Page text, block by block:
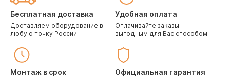
Бесплатная доставка
Доставляем оборудование в
любую точку России
Удобная оплата
Оплачивайте заказы
выгодным для Вас способом
Монтаж в срок Официальная гарантия